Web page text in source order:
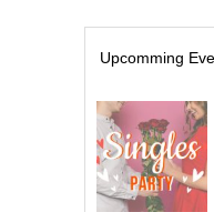
Upcomming